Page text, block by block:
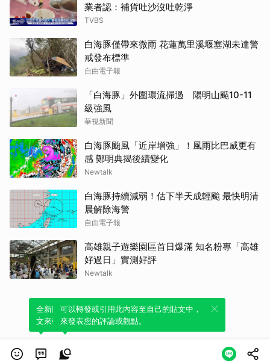
業者認：補貨吐沙沒吐乾淨
TVBS
白海豚僅帶來微雨 花蓮萬里溪堰塞湖未達警
戒發布標準
自由電子報
「白海豚」外圍環流掃過 陽明山颳10-11
級強風
華視新聞
白海豚颱風「近岸增強」！風雨比巴威更有
感 鄭明典揭後續變化
Newtalk
白海豚持續減弱！估下半天成輕颱 最快明清
晨解除海警
自由電子報
高雄親子遊樂園區首日爆滿 知名粉專「高雄
好過日」實測好評
Newtalk
全新體驗！一鍵引用此內容，透過發布貼
文來輕鬆表達個人立場。
可以轉發或引用此內容至自己的貼文中，
來發表您的評論或觀點。